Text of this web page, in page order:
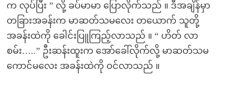
က လုပ်ပြီး ” လို့ ခပ်မာမာ ပြောလိုက်သည် ။ ဒီအချိန်မှာ
တခြားအခန်းက မာဆတ်သမလေး တယောက် သူတို့
အခန်းထဲကို ခေါင်းပြူကြည့်လာသည် ။ “ ဟိတ် လာ
စမ်း…..” ဦးဆန်းထူးက အော်ခေါ်လိုက်လို့ မာဆတ်သမ
ကောင်မလေး အခန်းထဲကို ဝင်လာသည် ။